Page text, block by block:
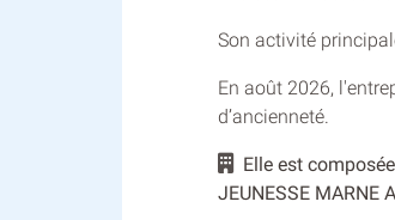
Son activité
En août 2026,
d’ancienneté.
Elle est
JEUNESSE MARNE